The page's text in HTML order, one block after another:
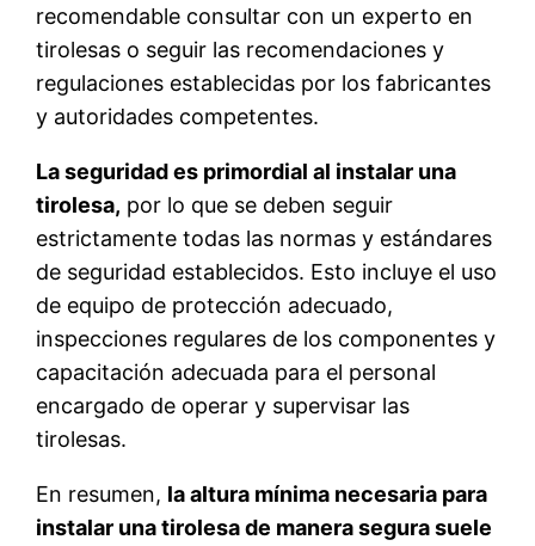
recomendable consultar con un experto en
tirolesas o seguir las recomendaciones y
regulaciones establecidas por los fabricantes
y autoridades competentes.
La seguridad es primordial al instalar una
tirolesa, por lo que se deben seguir
estrictamente todas las normas y estándares
de seguridad establecidos. Esto incluye el uso
de equipo de protección adecuado,
inspecciones regulares de los componentes y
capacitación adecuada para el personal
encargado de operar y supervisar las
tirolesas.
En resumen, la altura mínima necesaria para
instalar una tirolesa de manera segura suele